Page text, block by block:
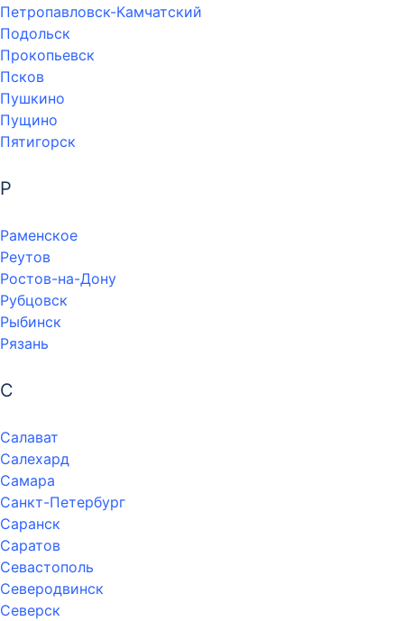
Петропавловск-Камчатский
Подольск
Прокопьевск
Псков
Пушкино
Пущино
Пятигорск
Р
Раменское
Реутов
Ростов-на-Дону
Рубцовск
Рыбинск
Рязань
С
Салават
Салехард
Самара
Санкт-Петербург
Саранск
Саратов
Севастополь
Северодвинск
Северск